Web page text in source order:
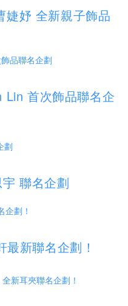
婕妤 全新親子飾品
Lin 首次飾品聯名企
聯名企劃
新聯名企劃！